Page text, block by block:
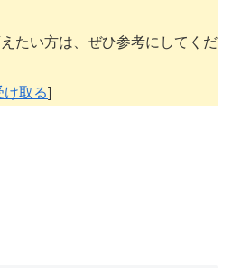
たい方は、ぜひ参考にしてくだ
取る]